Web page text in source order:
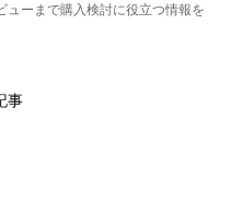
ューまで購入検討に役立つ情報を
事